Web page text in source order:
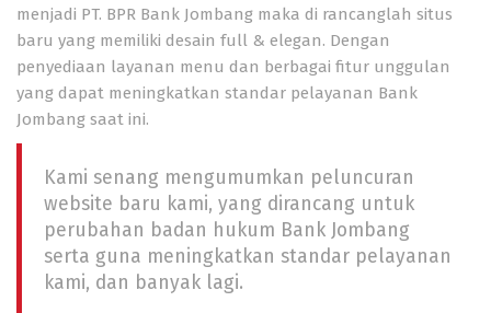
menjadi PT. BPR Bank Jombang maka di rancanglah situs
baru yang memiliki desain full & elegan. Dengan
penyediaan layanan menu dan berbagai fitur unggulan
yang dapat meningkatkan standar pelayanan Bank
Jombang saat ini.
Kami senang mengumumkan peluncuran
website baru kami, yang dirancang untuk
perubahan badan hukum Bank Jombang
serta guna meningkatkan standar pelayanan
kami, dan banyak lagi.